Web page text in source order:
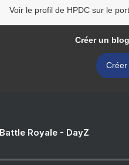
Voir le profil de HPDC sur le
Créer un
Créer
Royale - DayZ